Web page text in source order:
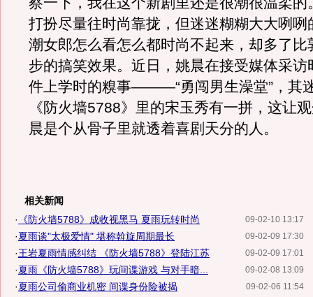
打扮尽量往时尚靠拢，但迷迷糊糊大大咧咧
潮女郎怎么看怎么都时尚不起来，却多了比
步的搞笑效果。近日，姚晨在接受媒体采访
件上学时的糗事———“勇闯男生澡堂”，其
《防火墙5788》里的宋玉秀有一拼，这让
晨是个从骨子里就透着喜剧天分的人。
相关新闻
09-02-10 13:17
· 《防火墙5788》成收视黑马 夏雨玩转时尚
09-02-09 17:30
·夏雨谈"太极爱情" 堪称斡旋周期最长
09-02-09 17:01
·王岩夏雨情感纠结 《防火墙5788》登陆江苏
09-02-08 13:09
·夏雨《防火墙5788》玩间谍游戏 与对手暗...
09-02-06 11:54
·夏雨公司偷商业机密 间谍身份险被揭